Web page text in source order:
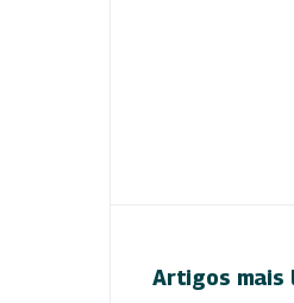
Artigos mais